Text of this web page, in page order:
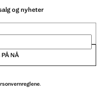
og nyheter
PÅ NÅ
.